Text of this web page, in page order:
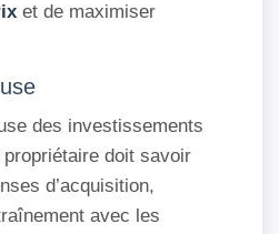
et de maximiser
des investissements
doit savoir
d’acquisition,
avec les